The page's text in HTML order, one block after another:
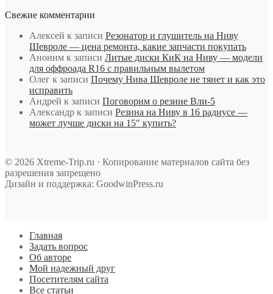
Свежие комментарии
Алексей к записи Резонатор и глушитель на Ниву
Шевроле — цена ремонта, какие запчасти покупать
Аноним к записи Литые диски КиК на Ниву — модели
для оффроада R16 с правильным вылетом
Олег к записи Почему Нива Шевроле не тянет и как это
исправить
Андрей к записи Поговорим о резине Вли-5
Александр к записи Резина на Ниву в 16 радиусе —
может лучше диски на 15″ купить?
© 2026 Xtreme-Trip.ru · Копирование материалов сайта без
разрешения запрещено
Дизайн и поддержка: GoodwinPress.ru
Главная
Задать вопрос
Об авторе
Мой надежный друг
Посетителям сайта
Все статьи